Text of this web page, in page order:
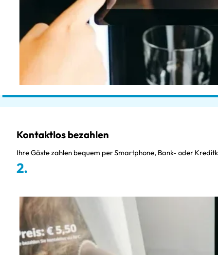
Kontaktlos bezahlen
Ihre Gäste zahlen bequem per Smartphone, Bank- oder
2.